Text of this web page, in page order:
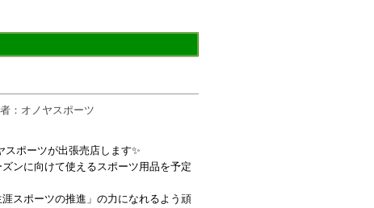
：オノヤスポーツ
スポーツが出張売店します✨
ンに向けて使えるスポーツ用品を予定
スポーツの推進」の力になれるよう頑